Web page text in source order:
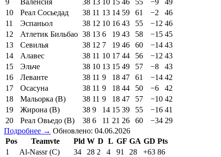
9
Валенсия 38 13 10 15 46 55 −9
49
10
Реал Сосьедад 38 11 13 14 59 61 −2
46
11
Эспаньол 38 12 10 16 43 55 −12 46
12
Атлетик Бильбао 38 13 6 19 43 58 −15 45
13
Севилья 38 12 7 19 46 60 −14 43
14
Алавес 38 11 10 17 44 56 −12 43
15
Эльче 38 10 13 15 49 57 −8
43
16
Леванте 38 11 9 18 47 61 −14 42
17
Осасуна 38 11 9 18 44 50 −6
42
18
Мальорка (В) 38 11 9 18 47 57 −10 42
19
Жирона (В) 38 9 14 15 39 55 −16 41
20
Реал Овьедо (В) 38 6 11 21 26 60 −34 29
Подробнее → Обновлено: 04.06.2026
Pos
Teamvte Pld W D L GF GA GD Pts
1
Al-Nassr (C) 34 28 2 4 91 28 +63 86